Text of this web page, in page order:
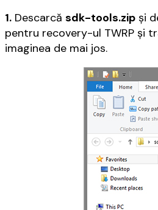
1. Descarcă sdk-tools.zip și
pentru recovery-ul TWRP și
imaginea de mai jos.